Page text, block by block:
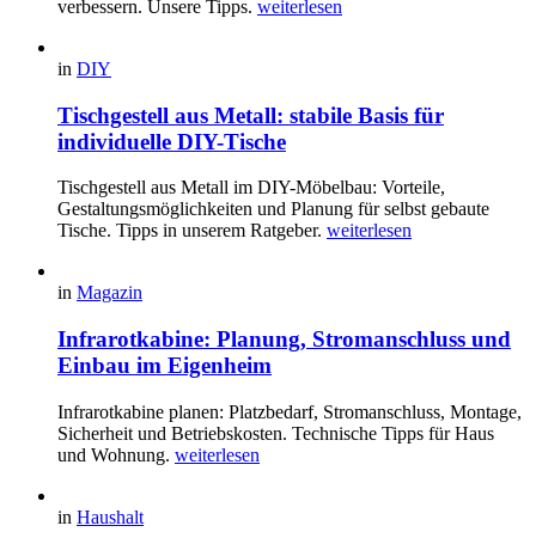
verbessern. Unsere Tipps. weiterlesen
in DIY
Tischgestell aus Metall: stabile Basis für
individuelle DIY-Tische
Tischgestell aus Metall im DIY-Möbelbau: Vorteile,
Gestaltungsmöglichkeiten und Planung für selbst gebaute
Tische. Tipps in unserem Ratgeber. weiterlesen
in Magazin
Infrarotkabine: Planung, Stromanschluss und
Einbau im Eigenheim
Infrarotkabine planen: Platzbedarf, Stromanschluss, Montage,
Sicherheit und Betriebskosten. Technische Tipps für Haus
und Wohnung. weiterlesen
in Haushalt